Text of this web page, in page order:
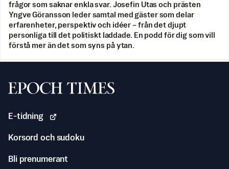
frågor som saknar enkla svar. Josefin Utas och prästen
Yngve Göransson leder samtal med gäster som delar
erfarenheter, perspektiv och idéer – från det djupt
personliga till det politiskt laddade. En podd för dig som vill
förstå mer än det som syns på ytan.
Svenska Epoch Times
E-tidning
Korsord och sudoku
Bli prenumerant